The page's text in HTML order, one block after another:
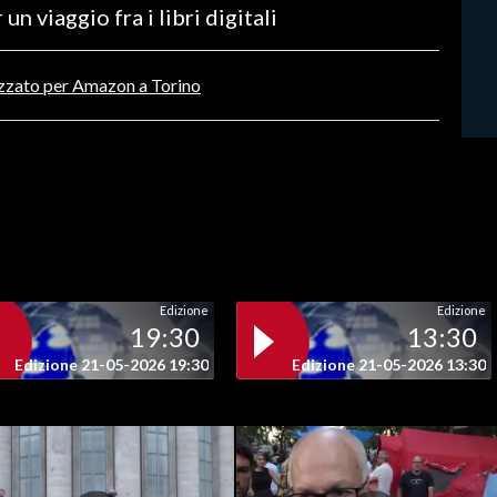
un viaggio fra i libri digitali
per Amazon a Torino
Edizione
19:30
Edizione 21-05-2026 19:30
Edizione
13:30
Edizione 21-05-2026 13:30